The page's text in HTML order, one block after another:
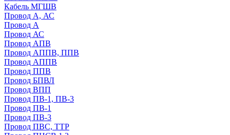
Кабель МГШВ
Провод А, АС
Провод А
Провод АС
Провод АПВ
Провод АППВ, ППВ
Провод АППВ
Провод ППВ
Провод БПВЛ
Провод ВПП
Провод ПВ-1, ПВ-3
Провод ПВ-1
Провод ПВ-3
Провод ПВС, ТТР